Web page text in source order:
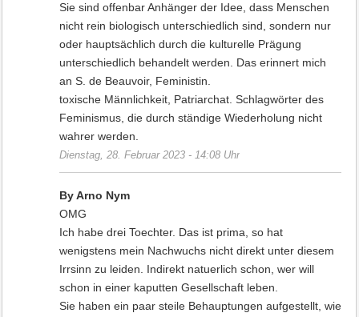
Sie sind offenbar Anhänger der Idee, dass Menschen
nicht rein biologisch unterschiedlich sind, sondern nur
oder hauptsächlich durch die kulturelle Prägung
unterschiedlich behandelt werden. Das erinnert mich
an S. de Beauvoir, Feministin.
toxische Männlichkeit, Patriarchat. Schlagwörter des
Feminismus, die durch ständige Wiederholung nicht
wahrer werden.
Dienstag, 28. Februar 2023 - 14:08 Uhr
By Arno Nym
OMG
Ich habe drei Toechter. Das ist prima, so hat
wenigstens mein Nachwuchs nicht direkt unter diesem
Irrsinn zu leiden. Indirekt natuerlich schon, wer will
schon in einer kaputten Gesellschaft leben.
Sie haben ein paar steile Behauptungen aufgestellt, wie